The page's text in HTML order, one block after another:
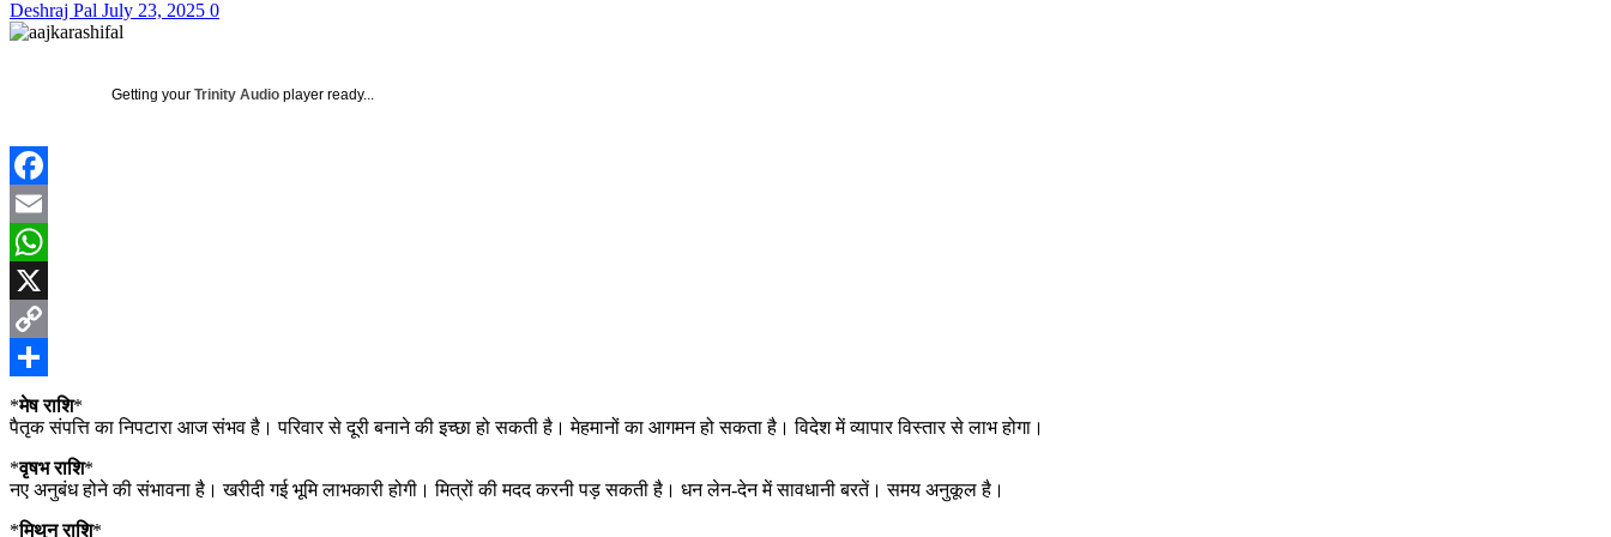
Deshraj Pal July 23, 2025 0
Getting your Trinity Audio player ready...
Facebook
Email
WhatsApp
X
Copy
Link
Share
*मेष राशि*
पैतृक संपत्ति का निपटारा आज संभव है। परिवार से दूरी बनाने की इच्छा हो सकती है। मेहमानों का आगमन हो सकता है। विदेश में व्यापार विस्तार से लाभ होगा।
*वृषभ राशि*
नए अनुबंध होने की संभावना है। खरीदी गई भूमि लाभकारी होगी। मित्रों की मदद करनी पड़ सकती है। धन लेन-देन में सावधानी बरतें। समय अनुकूल है।
*मिथुन राशि*